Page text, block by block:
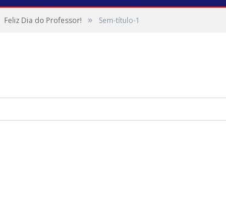
Feliz Dia do Professor! » Sem-título-1